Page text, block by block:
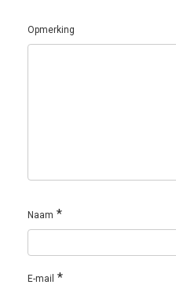
Opmerking
Naam *
E-mail *